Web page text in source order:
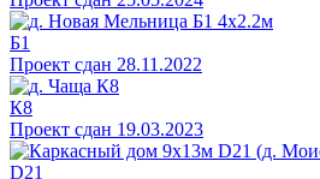
Б1
Проект сдан 28.11.2022
К8
Проект сдан 19.03.2023
D21